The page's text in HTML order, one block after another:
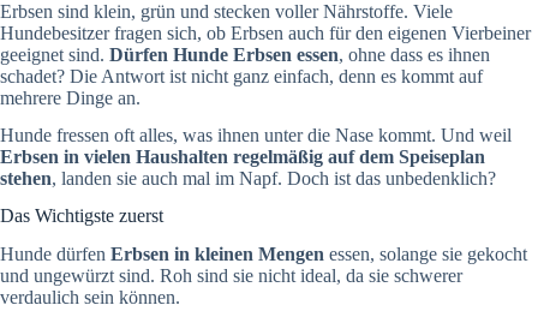
Erbsen sind klein, grün und stecken voller Nährstoffe. Viele
Hundebesitzer fragen sich, ob Erbsen auch für den eigenen Vierbeiner
geeignet sind. Dürfen Hunde Erbsen essen, ohne dass es ihnen
schadet? Die Antwort ist nicht ganz einfach, denn es kommt auf
mehrere Dinge an.
Hunde fressen oft alles, was ihnen unter die Nase kommt. Und weil
Erbsen in vielen Haushalten regelmäßig auf dem Speiseplan
stehen, landen sie auch mal im Napf. Doch ist das unbedenklich?
Das Wichtigste zuerst
Hunde dürfen Erbsen in kleinen Mengen essen, solange sie gekocht
und ungewürzt sind. Roh sind sie nicht ideal, da sie schwerer
verdaulich sein können.